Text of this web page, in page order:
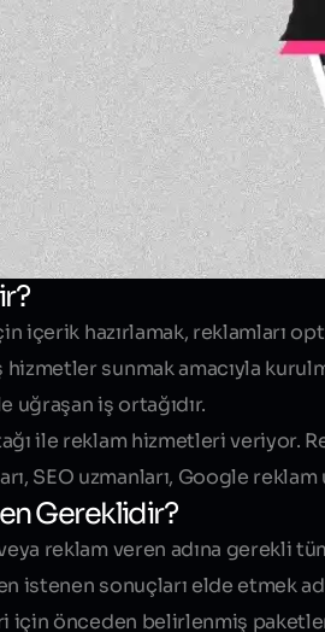
içerik hazırlamak, reklamları
hizmetler sunmak amacıyla
uğraşan iş ortağıdır.
ile reklam hizmetleri veriyor.
SEO uzmanları, Google
Gereklidir?
reklam veren adına gerekli
istenen sonuçları elde etmek
için önceden belirlenmiş